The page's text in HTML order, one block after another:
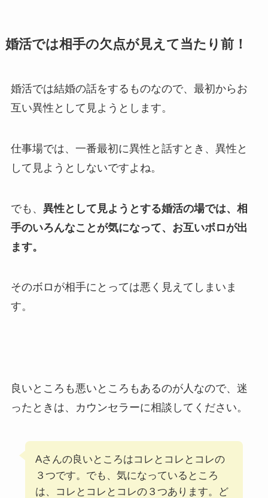
婚活では相手の欠点が見えて当たり前！
婚活では結婚の話をするものなので、最初からお
互い異性として見ようとします。
仕事場では、一番最初に異性と話すとき、異性と
して見ようとしないですよね。
でも、 異性として見ようとする婚活の場では、相
手のいろんなことが気になって、お互いボロが出
ます。
そのボロが相手にとっては悪く見えてしまいま
す。
良いところも悪いところもあるのが人なので、迷
ったときは、カウンセラーに相談してください。
Aさんの良いところはコレとコレとコレの
３つです。でも、気になっているところ
は、コレとコレとコレの３つあります。ど